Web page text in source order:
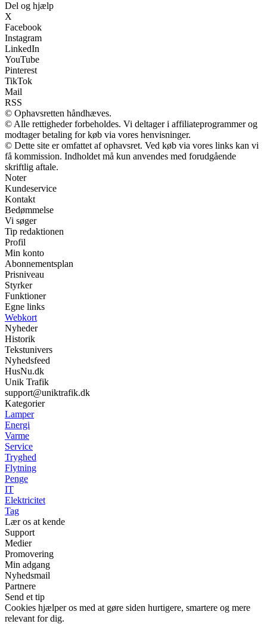
Del og hjælp
X
Facebook
Instagram
LinkedIn
YouTube
Pinterest
TikTok
Mail
RSS
© Ophavsretten håndhæves.
© Alle rettigheder forbeholdes. Vi deltager i affiliateprogrammer og
modtager betaling for køb via vores henvisninger.
© Dette site er omfattet af ophavsret. Ved køb via vores links kan vi
få kommission. Indholdet må kun anvendes med forudgående
skriftlig aftale.
Noter
Kundeservice
Kontakt
Bedømmelse
Vi søger
Tip redaktionen
Profil
Min konto
Abonnementsplan
Prisniveau
Styrker
Funktioner
Egne links
Webkort
Nyheder
Historik
Tekstunivers
Nyhedsfeed
HusNu.dk
Unik Trafik
support@uniktrafik.dk
Kategorier
Lamper
Energi
Varme
Service
Tryghed
Flytning
Penge
IT
Elektricitet
Tag
Lær os at kende
Support
Medier
Promovering
Min adgang
Nyhedsmail
Partnere
Send et tip
Cookies hjælper os med at gøre siden hurtigere, smartere og mere
relevant for dig.